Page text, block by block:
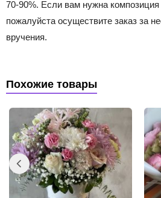
70-90%. Если вам нужна композиция
пожалуйста осуществите заказ за
вручения.
Похожие товары